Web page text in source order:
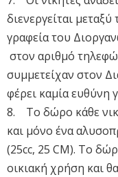
διενεργείται
γραφεία του
στον αριθμό
συμμετείχαν στον
φέρει καμία ευθύνη
8. Το δώρο κάθε
και μόνο ένα
(25cc, 25 CM). Το
οικιακή χρήση και